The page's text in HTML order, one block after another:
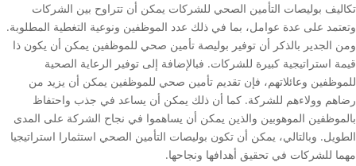
تكاليف بوليصات التأمين الصحي للشركات يمكن أن تتراوح بين الشركات
وتعتمد على عدة عوامل، بما في ذلك عدد الموظفين ونوعية التغطية المطلوبة.
ومن الجدير بالذكر أن توفير بوليصة تأمين صحي للموظفين يمكن أن يكون ذا
قيمة استراتيجية كبيرة للشركات. فبالإضافة إلى توفير الرعاية الصحية
للموظفين وعائلاتهم، فإن تقديم تأمين صحي للموظفين يمكن أن يزيد من
رضاهم وولاءهم للشركة. كما أن ذلك يمكن أن يساعد في جذب واحتفاظ
بالموظفين الموهوبين والذين يمكن أن يساهموا في نجاح الشركة على المدى
الطويل. وبالتالي، يمكن أن تكون بوليصات التأمين الصحي استثمارا استراتيجيا
مهما للشركات في تحقيق أهدافها ونجاحها.